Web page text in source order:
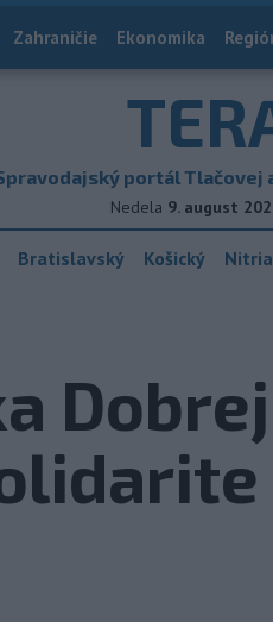
Zahraničie Ekonomika
portál
Nedela 9. august
Bratislavský Košický